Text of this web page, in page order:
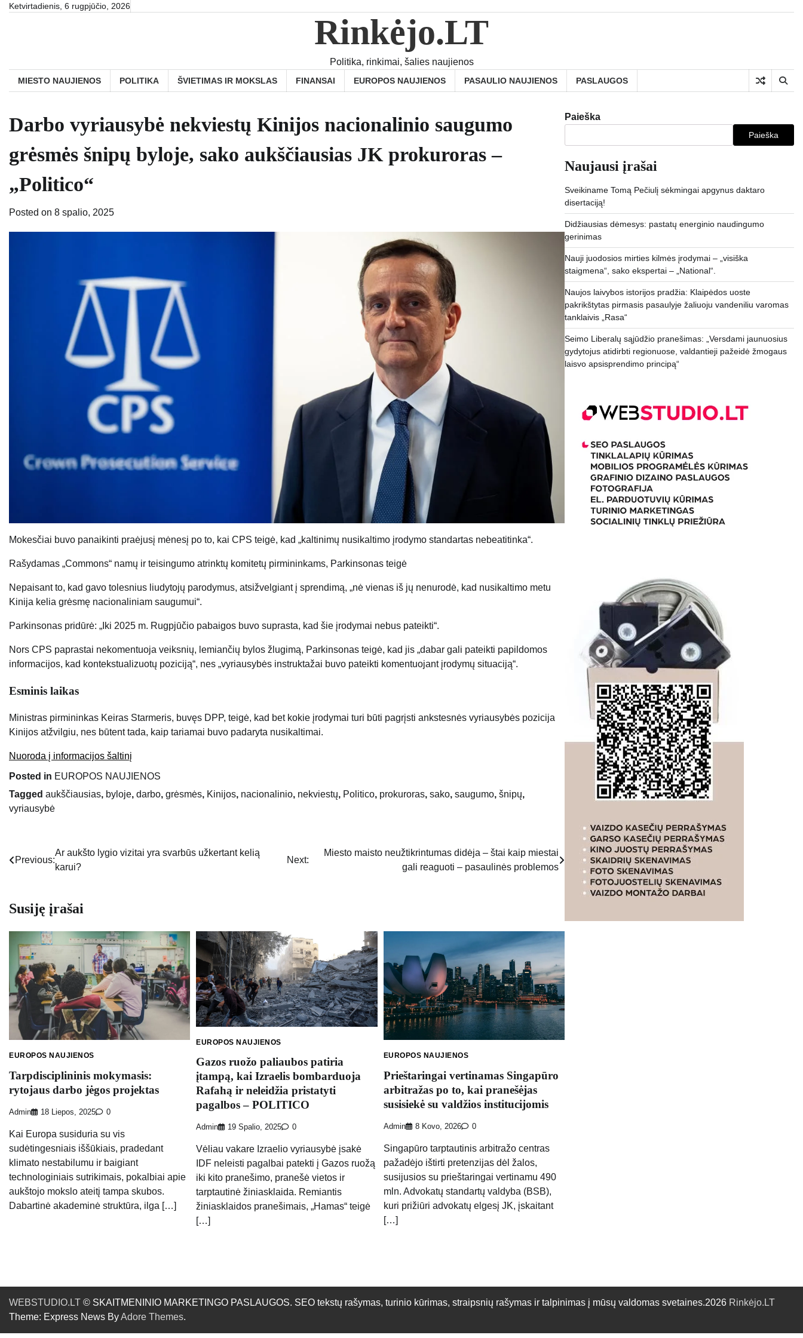
SkipKetvirtadienis, 6 rugpjūčio, 2026
Rinkėjo.LT
Politika, rinkimai, šalies naujienos
MIESTO NAUJIENOS POLITIKA ŠVIETIMAS IR MOKSLAS FINANSAI EUROPOS NAUJIENOS PASAULIO NAUJIENOS PASLAUGOS
Darbo vyriausybė nekviestų Kinijos nacionalinio saugumo
grėsmės šnipų byloje, sako aukščiausias JK prokuroras –
„Politico“
Posted on 8 spalio, 2025
Mokesčiai buvo panaikinti praėjusį mėnesį po to, kai CPS teigė, kad „kaltinimų nusikaltimo įrodymo standartas nebeatitinka“.
Rašydamas „Commons“ namų ir teisingumo atrinktų komitetų pirmininkams, Parkinsonas teigė
Nepaisant to, kad gavo tolesnius liudytojų parodymus, atsižvelgiant į sprendimą, „nė vienas iš jų nenurodė, kad nusikaltimo metu
Kinija kelia grėsmę nacionaliniam saugumui“.
Parkinsonas pridūrė: „Iki 2025 m. Rugpjūčio pabaigos buvo suprasta, kad šie įrodymai nebus pateikti“.
Nors CPS paprastai nekomentuoja veiksnių, lemiančių bylos žlugimą, Parkinsonas teigė, kad jis „dabar gali pateikti papildomos
informacijos, kad kontekstualizuotų poziciją“, nes „vyriausybės instruktažai buvo pateikti komentuojant įrodymų situaciją“.
Esminis laikas
Ministras pirmininkas Keiras Starmeris, buvęs DPP, teigė, kad bet kokie įrodymai turi būti pagrįsti ankstesnės vyriausybės pozicija
Kinijos atžvilgiu, nes būtent tada, kaip tariamai buvo padaryta nusikaltimai.
Nuoroda į informacijos šaltinį
Posted in EUROPOS NAUJIENOS
Tagged aukščiausias, byloje, darbo, grėsmės, Kinijos, nacionalinio, nekviestų, Politico, prokuroras, sako, saugumo, šnipų,
vyriausybė
Navigacija
Previous:
Ar aukšto lygio vizitai yra svarbūs užkertant kelią
karui?
Next:
Miesto maisto neužtikrintumas didėja – štai kaip miestai
gali reaguoti – pasaulinės problemos
Susiję įrašai
EUROPOS NAUJIENOS
Tarpdisciplininis mokymasis:
rytojaus darbo jėgos projektas
Admin 18 Liepos, 2025 0
Kai Europa susiduria su vis
sudėtingesniais iššūkiais, pradedant
klimato nestabilumu ir baigiant
technologiniais sutrikimais, pokalbiai apie
aukštojo mokslo ateitį tampa skubos.
Dabartinė akademinė struktūra, ilga […]
EUROPOS NAUJIENOS
Gazos ruožo paliaubos patiria
įtampą, kai Izraelis bombarduoja
Rafahą ir neleidžia pristatyti
pagalbos – POLITICO
Admin 19 Spalio, 2025 0
Vėliau vakare Izraelio vyriausybė įsakė
IDF neleisti pagalbai patekti į Gazos ruožą
iki kito pranešimo, pranešė vietos ir
tarptautinė žiniasklaida. Remiantis
žiniasklaidos pranešimais, „Hamas“ teigė
[…]
EUROPOS NAUJIENOS
Prieštaringai vertinamas Singapūro
arbitražas po to, kai pranešėjas
susisiekė su valdžios institucijomis
Admin 8 Kovo, 2026 0
Singapūro tarptautinis arbitražo centras
pažadėjo ištirti pretenzijas dėl žalos,
susijusios su prieštaringai vertinamu 490
mln. Advokatų standartų valdyba (BSB),
kuri prižiūri advokatų elgesį JK, įskaitant
[…]
Paieška
Paieška
Naujausi įrašai
Sveikiname Tomą Pečiulį sėkmingai apgynus daktaro
disertaciją!
Didžiausias dėmesys: pastatų energinio naudingumo
gerinimas
Nauji juodosios mirties kilmės įrodymai – „visiška
staigmena“, sako ekspertai – „National“.
Naujos laivybos istorijos pradžia: Klaipėdos uoste
pakrikštytas pirmasis pasaulyje žaliuoju vandeniliu varomas
tanklaivis „Rasa“
Seimo Liberalų sąjūdžio pranešimas: „Versdami jaunuosius
gydytojus atidirbti regionuose, valdantieji pažeidė žmogaus
laisvo apsisprendimo principą“
WEBSTUDIO.LT © SKAITMENINIO MARKETINGO PASLAUGOS. SEO tekstų rašymas, turinio kūrimas, straipsnių rašymas ir talpinimas į mūsų valdomas svetaines.2026 Rinkėjo.LT
Theme: Express News ByAdore Themes.